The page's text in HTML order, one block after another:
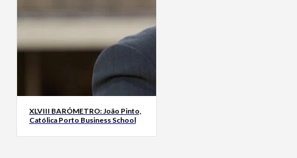
XLVIII BARÓMETRO: João Pinto,
Católica Porto Business School